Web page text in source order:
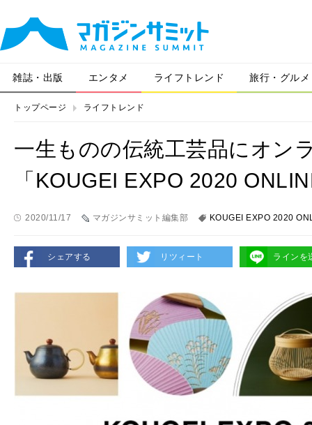
雑誌・出版 エンタメ ライフトレンド 旅行・グルメ
トップページ ライフトレンド
一生ものの伝統工芸品にオン
「KOUGEI EXPO 2020
2020/11/17 マガジンサミット編集部 KOUGEI EXPO 2020
シェアする リツィート ラインを